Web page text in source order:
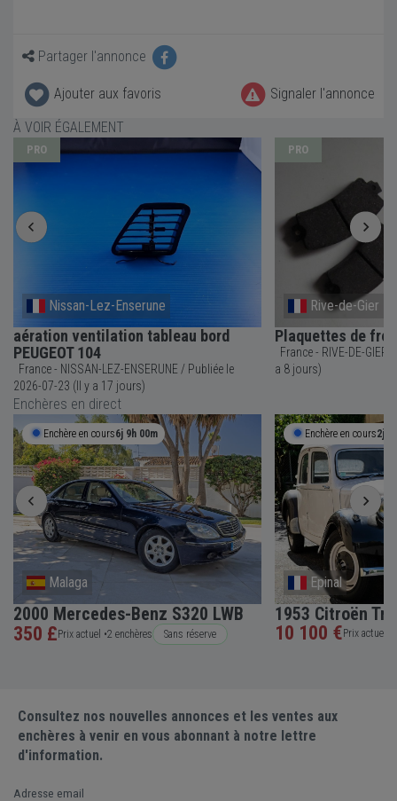
Partager l'annonce
Ajouter aux favoris
Signaler l'annonce
À VOIR ÉGALEMENT
PRO
Nissan-Lez-Enserune
aération ventilation tableau bord
PEUGEOT 104
France - NISSAN-LEZ-ENSERUNE / Publiée le
2026-07-23 (Il y a 17 jours)
PRO
Rive-de-Gier
Plaquettes de
France - RIVE-DE-GIER / Publiée le 2026-08-01 (Il y
a 8 jours)
Enchères en direct
Enchère en cours6j 9h 00m
Malaga
2000 Mercedes-Benz S320 LWB
350 £Prix actuel •2 enchères Sans réserve
Enchère en cours2j
Epinal
1953 Citroën
10 100 €Prix actuel •
Consultez nos nouvelles annonces et les ventes aux
enchères à venir en vous abonnant à notre lettre
d'information.
Adresse email